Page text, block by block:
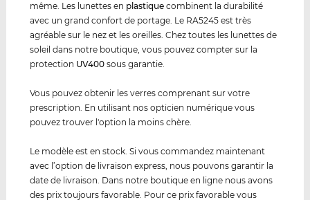
même. Les lunettes en plastique combinent la durabilité
avec un grand confort de portage. Le RA5245 est très
agréable sur le nez et les oreilles. Chez toutes les lunettes de
soleil dans notre boutique, vous pouvez compter sur la
protection UV400 sous garantie.
Vous pouvez obtenir les verres comprenant sur votre
prescription. En utilisant nos opticien numérique vous
pouvez trouver l'option la moins chère.
Le modèle est en stock. Si vous commandez maintenant
avec l’option de livraison express, nous pouvons garantir la
date de livraison. Dans notre boutique en ligne nous avons
des prix toujours favorable. Pour ce prix favorable vous